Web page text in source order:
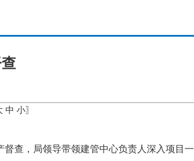
中 小〗
查，局领导带领建管中心负责人深入项目一